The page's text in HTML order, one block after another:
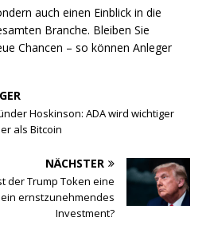
auch einen Einblick in die
Branche. Bleiben Sie
Chancen – so können Anleger
Hoskinson: ADA wird wichtiger
als Bitcoin
NÄCHSTER
der Trump Token eine
ernstzunehmendes
Investment?